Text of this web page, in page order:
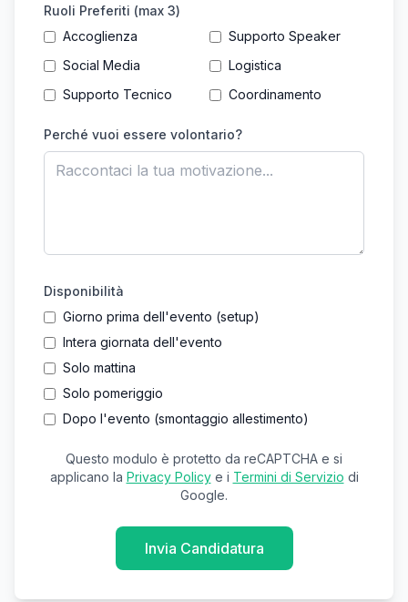
Ruoli Preferiti (max 3)
Accoglienza
Supporto Speaker
Social Media
Logistica
Supporto Tecnico
Coordinamento
Perché vuoi essere volontario?
Disponibilità
Giorno prima dell'evento (setup)
Intera giornata dell'evento
Solo mattina
Solo pomeriggio
Dopo l'evento (smontaggio allestimento)
Questo modulo è protetto da reCAPTCHA e si
applicano la Privacy Policye i Termini di Servizio di
Google.
Invia Candidatura